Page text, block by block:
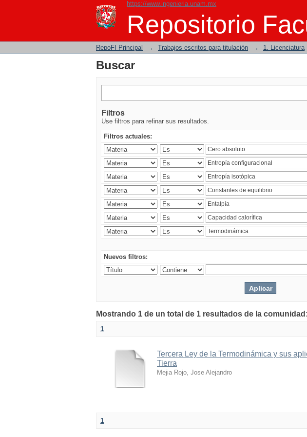
https://www.ingenieria.unam.mx
Repositorio
Buscar
RepoFI Principal → Trabajos escritos para titulación → 1. Licenciatura
Buscar
Filtros
Use filtros para refinar sus resultados.
Filtros actuales:
Nuevos filtros:
Mostrando 1 de un total de 1 resultados de la
1
Tercera Ley de la Termodinámica y sus
Tierra
Mejia Rojo, Jose Alejandro
1